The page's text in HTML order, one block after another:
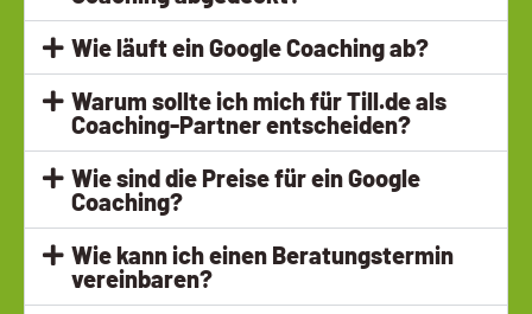
Wie läuft ein Google Coaching ab?
Warum sollte ich mich für Till.de als
Coaching-Partner entscheiden?
Wie sind die Preise für ein Google
Coaching?
Wie kann ich einen Beratungstermin
vereinbaren?